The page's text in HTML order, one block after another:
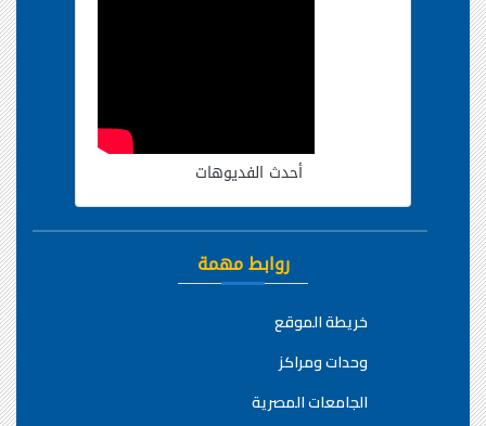
أحدث الفديوهات
روابط مهمة
خريطة الموقع
وحدات ومراكز
الجامعات المصرية